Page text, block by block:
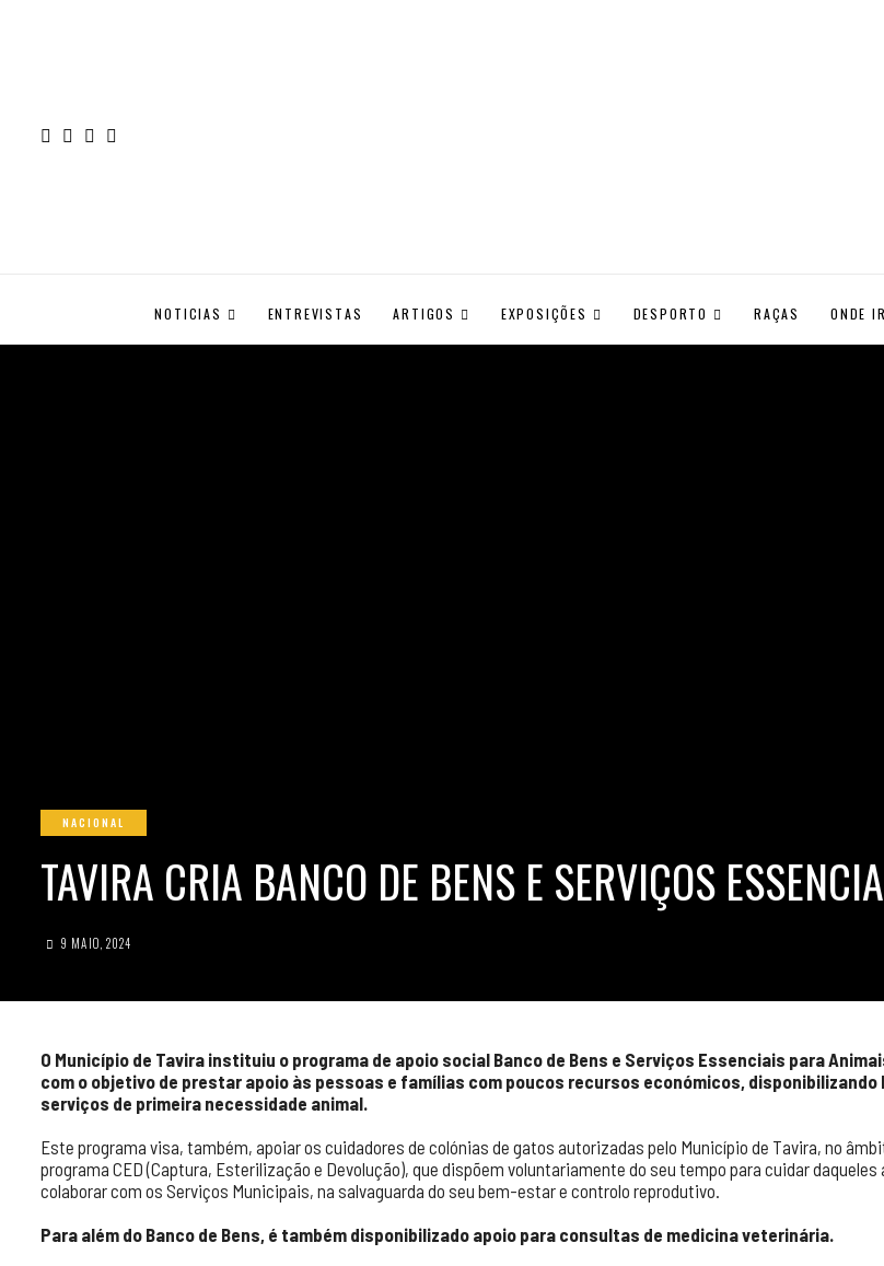
NOTICIAS ENTREVISTAS ARTIGOS EXPOSIÇÕES DESPORTO RAÇAS ONDE
NACIONAL
TAVIRA CRIA BANCO DE BENS E SERVIÇOS
9 MAIO, 2024
O Município de Tavira instituiu o programa de apoio social Banco de Bens e Serviços Essenciais para
com o objetivo de prestar apoio às pessoas e famílias com poucos recursos económicos, disponibilizando
serviços de primeira necessidade animal.
Este programa visa, também, apoiar os cuidadores de colónias de gatos autorizadas pelo Município de Tavira, no
programa CED (Captura, Esterilização e Devolução), que dispõem voluntariamente do seu tempo para cuidar daqueles
colaborar com os Serviços Municipais, na salvaguarda do seu bem-estar e controlo reprodutivo.
Para além do Banco de Bens, é também disponibilizado apoio para consultas de medicina veterinária.